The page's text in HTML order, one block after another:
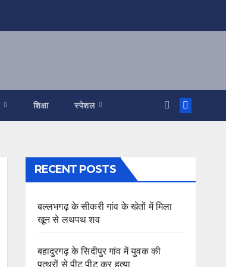
शिक्षा स्पेशल
RECENT POSTS
बल्लभगढ़ के सीकरी गांव के खेतों में मिला
खून से लथपथ शव
बहादुरगढ़ के सिदीपुर गांव में युवक की
पत्थरों से पीट पीट कर हत्या